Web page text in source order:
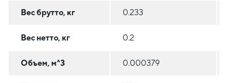
Вес брутто, кг 0.233
Вес нетто, кг 0.2
Объем, м^3 0.000379